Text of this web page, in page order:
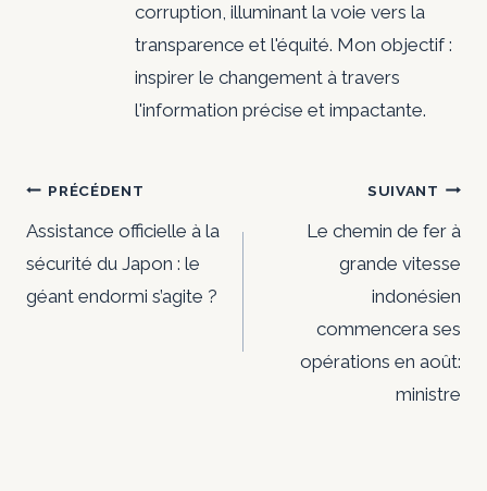
corruption, illuminant la voie vers la
transparence et l'équité. Mon objectif :
inspirer le changement à travers
l'information précise et impactante.
Navigation
de
l’article
PRÉCÉDENT
Assistance officielle à la
sécurité du Japon : le
géant endormi s’agite ?
SUIVANT
Le chemin de fer à
grande vitesse
indonésien
commencera ses
opérations en août:
ministre